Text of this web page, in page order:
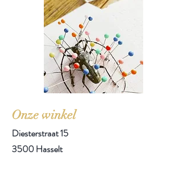
Onze winkel
Diesterstraat 15
3500 Hasselt